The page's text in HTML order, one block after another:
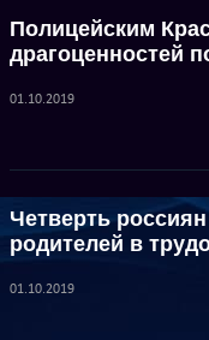
Полицейским
драгоценностей
01.10.2019
Четверть
родителей в
01.10.2019